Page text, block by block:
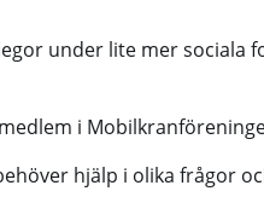
under lite mer sociala
i
hjälp i olika frågor